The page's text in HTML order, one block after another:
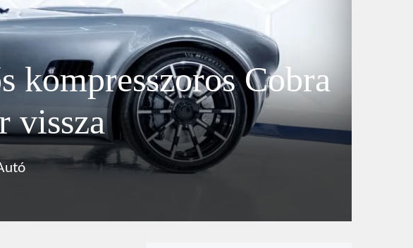
kompresszoros Cobra
vissza